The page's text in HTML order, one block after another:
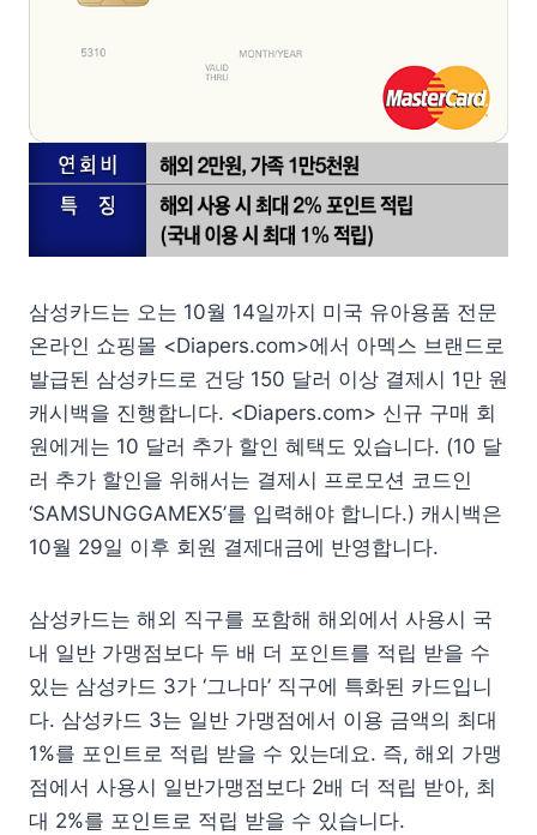
삼성카드는 오는 10월 14일까지 미국 유아용품 전문
온라인 쇼핑몰 <Diapers.com>에서 아멕스 브랜드로
발급된 삼성카드로 건당 150 달러 이상 결제시 1만 원
캐시백을 진행합니다. <Diapers.com> 신규 구매 회
원에게는 10 달러 추가 할인 혜택도 있습니다. (10 달
러 추가 할인을 위해서는 결제시 프로모션 코드인
‘SAMSUNGGAMEX5’를 입력해야 합니다.) 캐시백은
10월 29일 이후 회원 결제대금에 반영합니다.
삼성카드는 해외 직구를 포함해 해외에서 사용시 국
내 일반 가맹점보다 두 배 더 포인트를 적립 받을 수
있는 삼성카드 3가 ‘그나마’ 직구에 특화된 카드입니
다. 삼성카드 3는 일반 가맹점에서 이용 금액의 최대
1%를 포인트로 적립 받을 수 있는데요. 즉, 해외 가맹
점에서 사용시 일반가맹점보다 2배 더 적립 받아, 최
대 2%를 포인트로 적립 받을 수 있습니다.